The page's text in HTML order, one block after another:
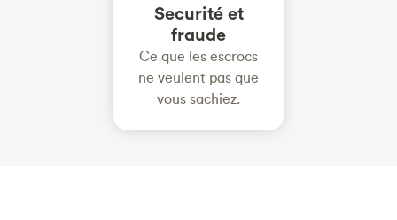
Securité et
fraude
Ce que les escrocs
ne veulent pas que
vous sachiez.